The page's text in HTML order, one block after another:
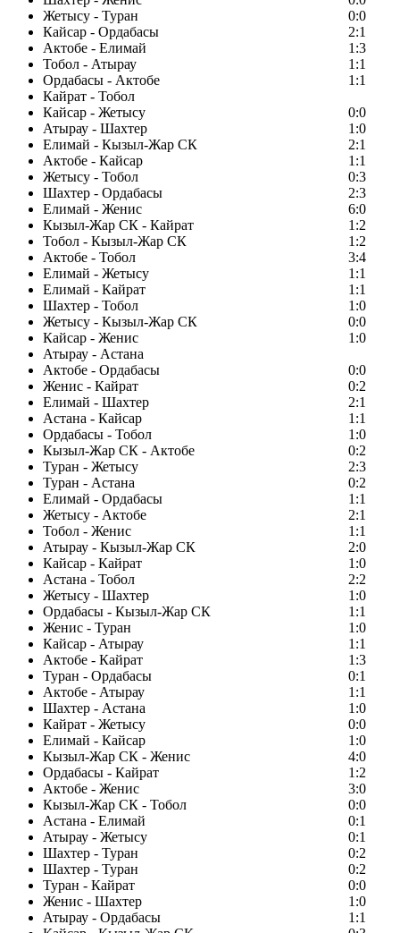
Жетысу - Туран
0:0
Кайсар - Ордабасы
2:1
Актобе - Елимай
1:3
Тобол - Атырау
1:1
Ордабасы - Актобе
1:1
Кайрат - Тобол
Кайсар - Жетысу
0:0
Атырау - Шахтер
1:0
Елимай - Кызыл-Жар СК
2:1
Актобе - Кайсар
1:1
Жетысу - Тобол
0:3
Шахтер - Ордабасы
2:3
Елимай - Женис
6:0
Кызыл-Жар СК - Кайрат
1:2
Тобол - Кызыл-Жар СК
1:2
Актобе - Тобол
3:4
Елимай - Жетысу
1:1
Елимай - Кайрат
1:1
Шахтер - Тобол
1:0
Жетысу - Кызыл-Жар СК
0:0
Кайсар - Женис
1:0
Атырау - Астана
Актобе - Ордабасы
0:0
Женис - Кайрат
0:2
Елимай - Шахтер
2:1
Астана - Кайсар
1:1
Ордабасы - Тобол
1:0
Кызыл-Жар СК - Актобе
0:2
Туран - Жетысу
2:3
Туран - Астана
0:2
Елимай - Ордабасы
1:1
Жетысу - Актобе
2:1
Тобол - Женис
1:1
Атырау - Кызыл-Жар СК
2:0
Кайсар - Кайрат
1:0
Астана - Тобол
2:2
Жетысу - Шахтер
1:0
Ордабасы - Кызыл-Жар СК
1:1
Женис - Туран
1:0
Кайсар - Атырау
1:1
Актобе - Кайрат
1:3
Туран - Ордабасы
0:1
Актобе - Атырау
1:1
Шахтер - Астана
1:0
Кайрат - Жетысу
0:0
Елимай - Кайсар
1:0
Кызыл-Жар СК - Женис
4:0
Ордабасы - Кайрат
1:2
Актобе - Женис
3:0
Кызыл-Жар СК - Тобол
0:0
Астана - Елимай
0:1
Атырау - Жетысу
0:1
Шахтер - Туран
0:2
Шахтер - Туран
0:2
Туран - Кайрат
0:0
Женис - Шахтер
1:0
Атырау - Ордабасы
1:1